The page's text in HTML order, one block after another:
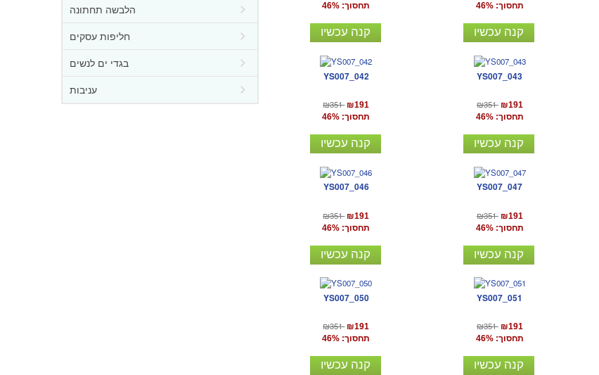
הלבשה תחתונה
חליפות עסקים
בגדי ים לנשים
עניבות
תחסוך: 46%
קנה עכשיו
תחסוך: 46%
קנה עכשיו
YS007_042
₪351 ₪191
תחסוך: 46%
קנה עכשיו
YS007_043
₪351 ₪191
תחסוך: 46%
קנה עכשיו
YS007_046
₪351 ₪191
תחסוך: 46%
קנה עכשיו
YS007_047
₪351 ₪191
תחסוך: 46%
קנה עכשיו
YS007_050
₪351 ₪191
תחסוך: 46%
קנה עכשיו
YS007_051
₪351 ₪191
תחסוך: 46%
קנה עכשיו